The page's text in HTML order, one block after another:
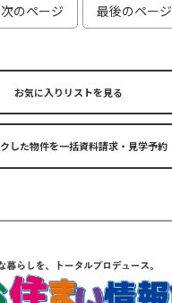
次のページ 最後のページ
お気に入りリストを見る